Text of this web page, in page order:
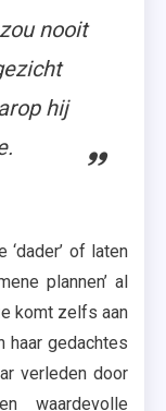
nooit
hij
of laten
plannen’ al
komt zelfs aan
haar gedachtes
verleden door
waardevolle